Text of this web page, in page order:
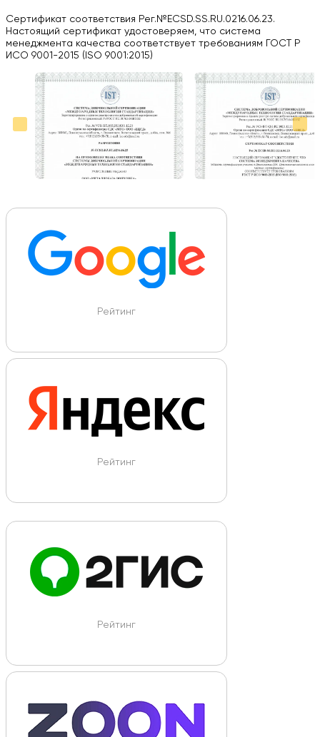
03.09.2024
Вся работа выполнена в срок. Всем рекомендую
Больше отзывов на Google Maps
Сертификат соответствия Рег.№ECSD.SS.RU.0216.06.23.
Настоящий сертификат удостоверяем, что система
менеджмента качества соответствует требованиям ГОСТ Р
ИСО 9001-2015 (ISO 9001:2015)
Рейтинг
Рейтинг
Рейтинг